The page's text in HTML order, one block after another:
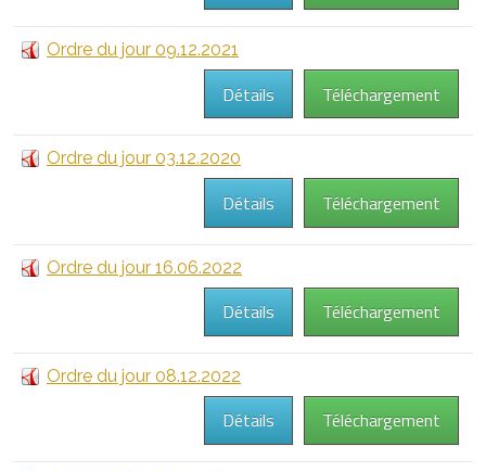
Ordre du jour 09.12.2021
Téléchargement
Détails
Ordre du jour 03.12.2020
Téléchargement
Détails
Ordre du jour 16.06.2022
Téléchargement
Détails
Ordre du jour 08.12.2022
Téléchargement
Détails